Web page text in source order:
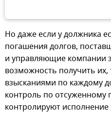
Но даже если у должника
погашения долгов,
и управляющие компании
возможность получить их,
взысканиями по каждому
контроль по отсуженному
контролируют